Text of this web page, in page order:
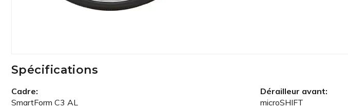
Spécifications
Cadre:
SmartForm C3 AL
Dérailleur avant:
microSHIFT